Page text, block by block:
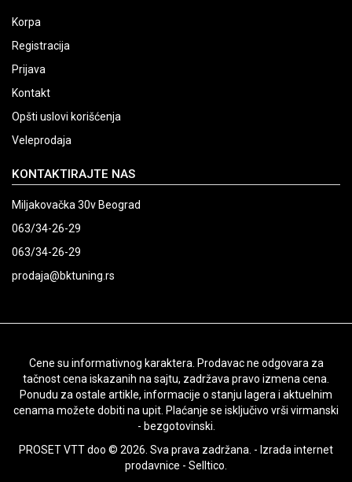
Korpa
Registracija
Prijava
Kontakt
Opšti uslovi korišćenja
Veleprodaja
KONTAKTIRAJTE NAS
Miljakovačka 30v Beograd
063/34-26-29
063/34-26-29
prodaja@bktuning.rs
Cene su informativnog karaktera. Prodavac ne odgovara za
tačnost cena iskazanih na sajtu, zadržava pravo izmena cena.
Ponudu za ostale artikle, informacije o stanju lagera i aktuelnim
cenama možete dobiti na upit. Plaćanje se isključivo vrši virmanski
- bezgotovinski.
PROSET VTT doo © 2026. Sva prava zadržana. - Izrada internet
prodavnice - Selltico.